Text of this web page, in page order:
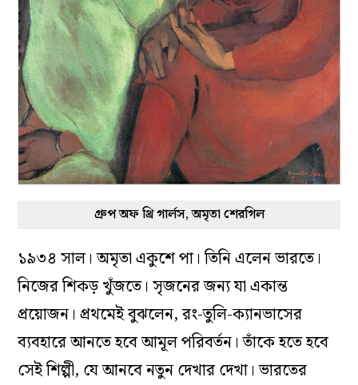
গ্রুপ অফ থ্রি গার্লস, অমৃতা শেরগিল
১৯৩৪ সাল। অমৃতা একুশে পা। তিনি এলেন ভারতে।
নিজের শিকড় খুঁজতে। সৃজনের জন্য যা একান্ত
প্রয়োজন। প্রথমেই বুঝলেন, রং-তুলি-ক্যানভাসের
ব্যবহারে আনতে হবে আমূল পরিবর্তন। তাঁকে হতে হবে
সেই শিল্পী, যে আনবে নতুন দেখার দেখা। ভারতের